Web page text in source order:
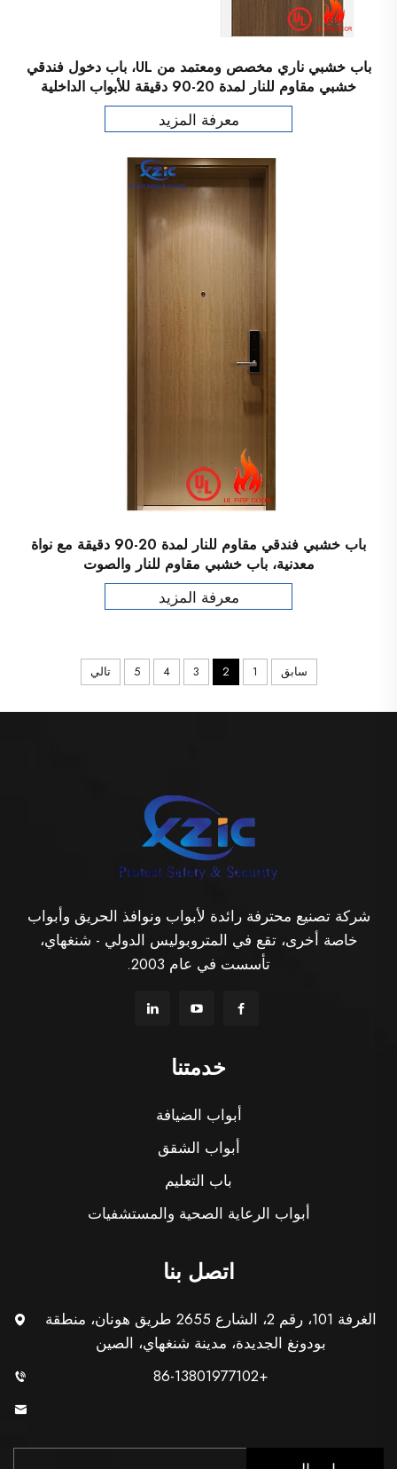
باب خشبي ناري مخصص ومعتمد من UL، باب دخول فندقي
خشبي مقاوم للنار لمدة 20-90 دقيقة للأبواب الداخلية
معرفة المزيد
باب خشبي فندقي مقاوم للنار لمدة 20-90 دقيقة مع نواة
معدنية، باب خشبي مقاوم للنار والصوت
معرفة المزيد
سابق 1
2
3
4
5 تالي
شركة تصنيع محترفة رائدة لأبواب ونوافذ الحريق وأبواب
خاصة أخرى، تقع في المتروبوليس الدولي - شنغهاي،
تأسست في عام 2003.
خدمتنا
أبواب الضيافة
أبواب الشقق
باب التعليم
أبواب الرعاية الصحية والمستشفيات
اتصل بنا
الغرفة 101، رقم 2، الشارع 2655 طريق هونان، منطقة
بودونغ الجديدة، مدينة شنغهاي، الصين
+86-13801977102